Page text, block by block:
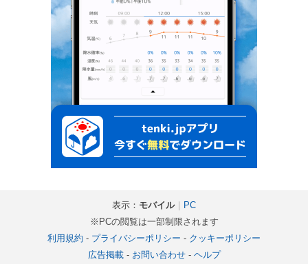
表示： モバイル｜ PC
※PCの閲覧は一部制限されます
利用規約 - プライバシーポリシー - クッキーポリシー
広告掲載- お問い合わせ- ヘルプ